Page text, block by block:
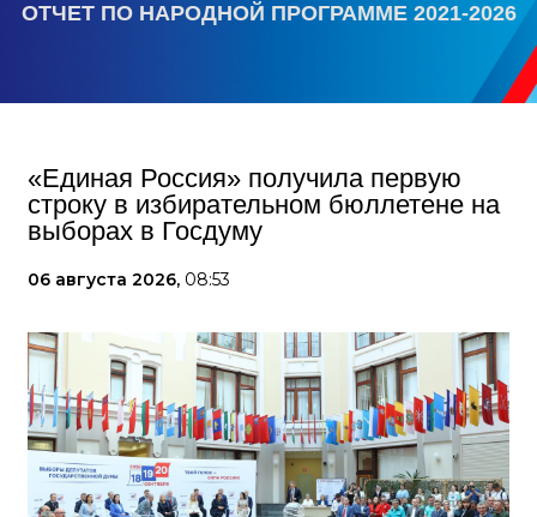
ОТЧЕТ ПО НАРОДНОЙ ПРОГРАММЕ 2021-2026
«Единая Россия» получила первую
строку в избирательном бюллетене на
выборах в Госдуму
06 августа 2026, 08:53